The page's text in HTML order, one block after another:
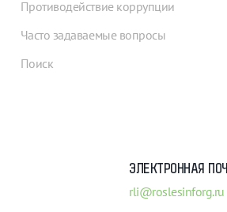
Противодействие коррупции
Часто задаваемые вопросы
Поиск
ЭЛЕКТРОННАЯ
rli@roslesinforg.ru